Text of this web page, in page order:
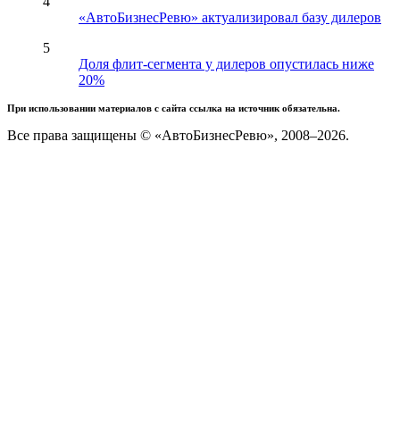
«АвтоБизнесРевю» актуализировал базу дилеров
5
Доля флит-сегмента у дилеров опустилась ниже
20%
При использовании материалов с сайта ссылка на источник обязательна.
Все права защищены © «АвтоБизнесРевю», 2008–2026.